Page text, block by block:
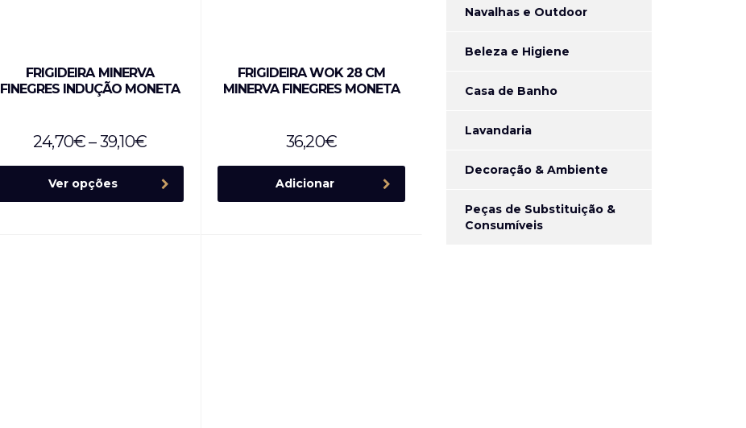
FRIGIDEIRA MINERVA
FINEGRES INDUÇÃO MONETA
24,70€–39,10€
Ver opções
FRIGIDEIRA WOK 28 CM
MINERVA FINEGRES MONETA
36,20€
Adicionar
Navalhas e Outdoor
Beleza e Higiene
Casa de Banho
Lavandaria
Decoração & Ambiente
Peças de Substituição &
Consumíveis